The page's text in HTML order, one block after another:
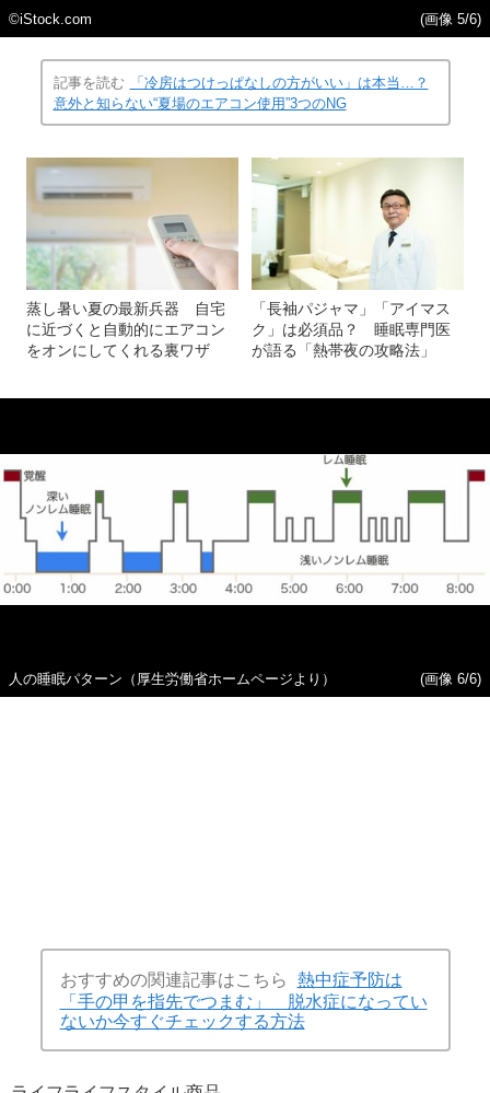
©iStock.com (画像 5/6)
記事を読む
「冷房はつけっぱなしの方がいい」は本当…？
意外と知らない“夏場のエアコン使用”3つのNG
蒸し暑い夏の最新兵器 自宅
に近づくと自動的にエアコン
をオンにしてくれる裏ワザ
「長袖パジャマ」「アイマス
ク」は必須品？ 睡眠専門医
が語る「熱帯夜の攻略法」
人の睡眠パターン（厚生労働省ホームページより） (画像 6/6)
おすすめの関連記事はこちら
熱中症予防は
「手の甲を指先でつまむ」 脱水症になってい
ないか今すぐチェックする方法